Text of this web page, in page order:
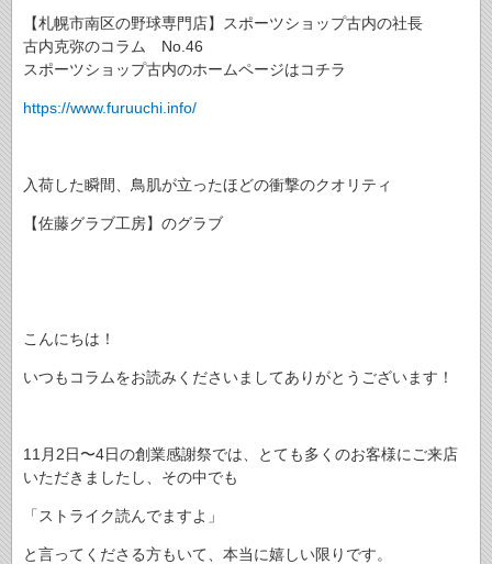
【札幌市南区の野球専門店】スポーツショップ古内の社長
古内克弥のコラム No.46
スポーツショップ古内のホームページはコチラ
https://www.furuuchi.info/
入荷した瞬間、鳥肌が立ったほどの衝撃のクオリティ
【佐藤グラブ工房】のグラブ
こんにちは！
いつもコラムをお読みくださいましてありがとうございます！
11月2日〜4日の創業感謝祭では、とても多くのお客様にご来店
いただきましたし、その中でも
「ストライク読んでますよ」
と言ってくださる方もいて、本当に嬉しい限りです。